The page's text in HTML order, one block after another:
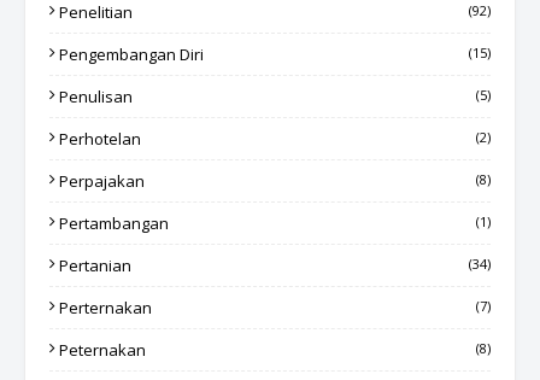
Penelitian (92)
Pengembangan Diri (15)
Penulisan (5)
Perhotelan (2)
Perpajakan (8)
Pertambangan (1)
Pertanian (34)
Perternakan (7)
Peternakan (8)